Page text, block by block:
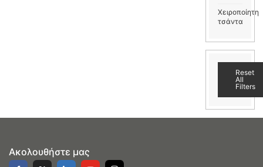
Χειροποίητη
τσάντα
Reset
All
Filters
Ακολουθήστε μας